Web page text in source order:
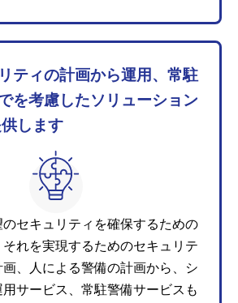
ティの計画から運用、常駐
を考慮したソリューション
します
セキュリティを確保するための
れを実現するためのセキュリテ
画、人による警備の計画から、シ
サービス、常駐警備サービスも